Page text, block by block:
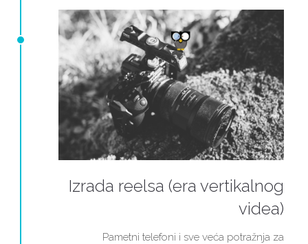
Izrada reelsa (era vertikalnog
videa)
Pametni telefoni i sve veća potražnja za